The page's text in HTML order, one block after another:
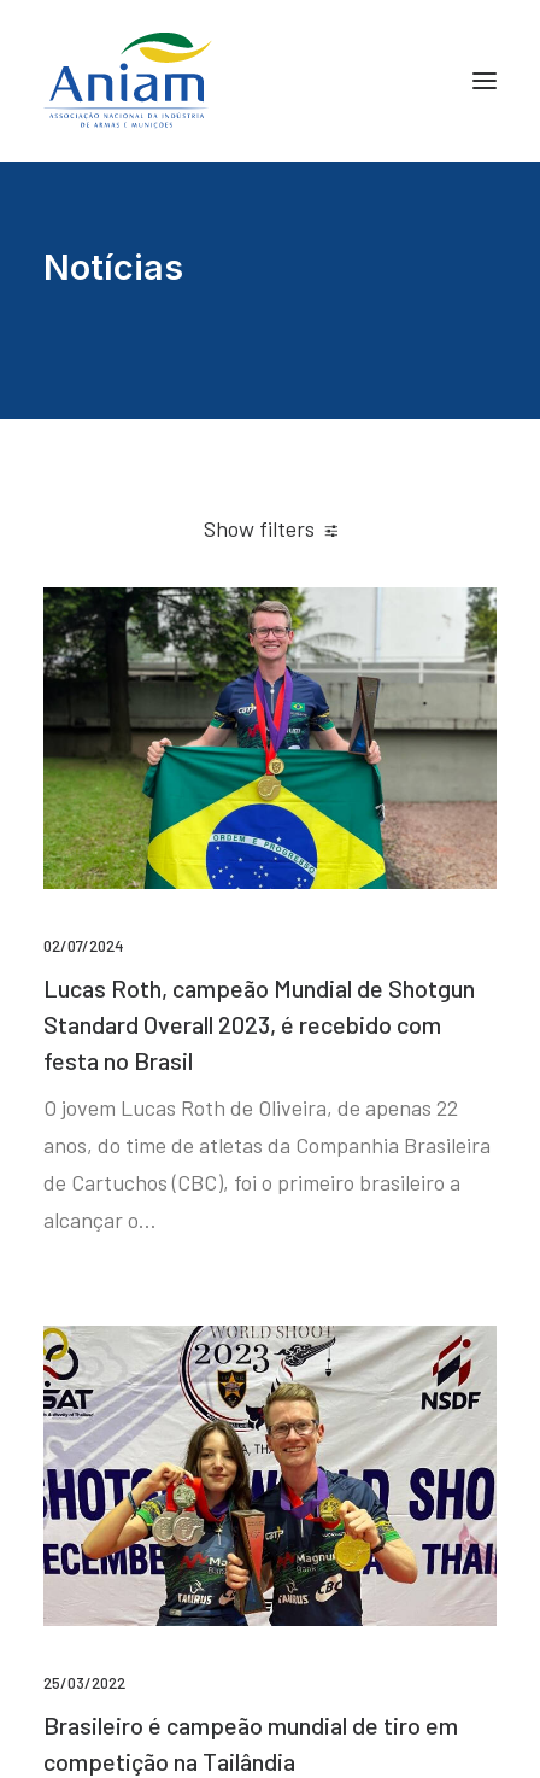
Notícias
Show filters
02/07/2024
Lucas Roth, campeão Mundial de Shotgun
Standard Overall 2023, é recebido com
festa no Brasil
O jovem Lucas Roth de Oliveira, de apenas 22
anos, do time de atletas da Companhia Brasileira
de Cartuchos (CBC), foi o primeiro brasileiro a
alcançar o…
25/03/2022
Brasileiro é campeão mundial de tiro em
competição na Tailândia